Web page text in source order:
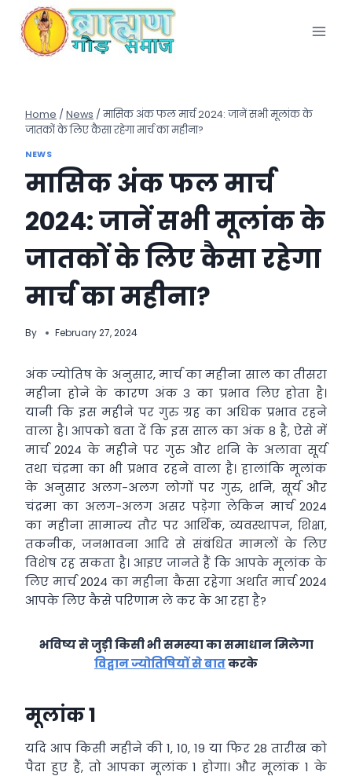
content
Home / News / मासिक अंक फल मार्च 2024: जानें सभी मूलांक के
जातकों के लिए कैसा रहेगा मार्च का महीना?
NEWS
मासिक अंक फल मार्च
2024: जानें सभी मूलांक के
जातकों के लिए कैसा रहेगा
मार्च का महीना?
By February 27, 2024
अंक ज्योतिष के अनुसार, मार्च का महीना साल का तीसरा
महीना होने के कारण अंक 3 का प्रभाव लिए होता है।
यानी कि इस महीने पर गुरु ग्रह का अधिक प्रभाव रहने
वाला है। आपको बता दें कि इस साल का अंक 8 है, ऐसे में
मार्च 2024 के महीने पर गुरु और शनि के अलावा सूर्य
तथा चंद्रमा का भी प्रभाव रहने वाला है। हालांकि मूलांक
के अनुसार अलग-अलग लोगों पर गुरु, शनि, सूर्य और
चंद्रमा का अलग-अलग असर पड़ेगा लेकिन मार्च 2024
का महीना सामान्य तौर पर आर्थिक, व्यवस्थापन, शिक्षा,
तकनीक, जनभावना आदि से संबंधित मामलों के लिए
विशेष रह सकता है। आइए जानते हैं कि आपके मूलांक के
लिए मार्च 2024 का महीना कैसा रहेगा अर्थात मार्च 2024
आपके लिए कैसे परिणाम ले कर के आ रहा है?
भविष्य से जुड़ी किसी भी समस्या का समाधान मिलेगा
विद्वान ज्योतिषियों से बातकरके
मूलांक 1
यदि आप किसी महीने की 1, 10, 19 या फिर 28 तारीख को
पैदा हुए हैं, तो आपका मूलांक 1 होगा। और मूलांक 1 के